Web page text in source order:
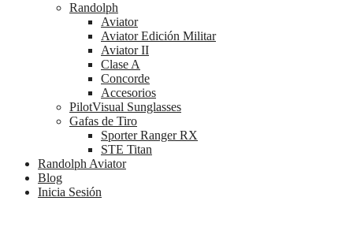
Randolph
Aviator
Aviator Edición Militar
Aviator II
Clase A
Concorde
Accesorios
PilotVisual Sunglasses
Gafas de Tiro
Sporter Ranger RX
STE Titan
Randolph Aviator
Blog
Inicia Sesión